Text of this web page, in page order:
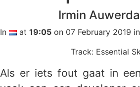
Irmin
In at 19:05 on 07 February 2019
Track: Essential
Als er iets fout gaat in